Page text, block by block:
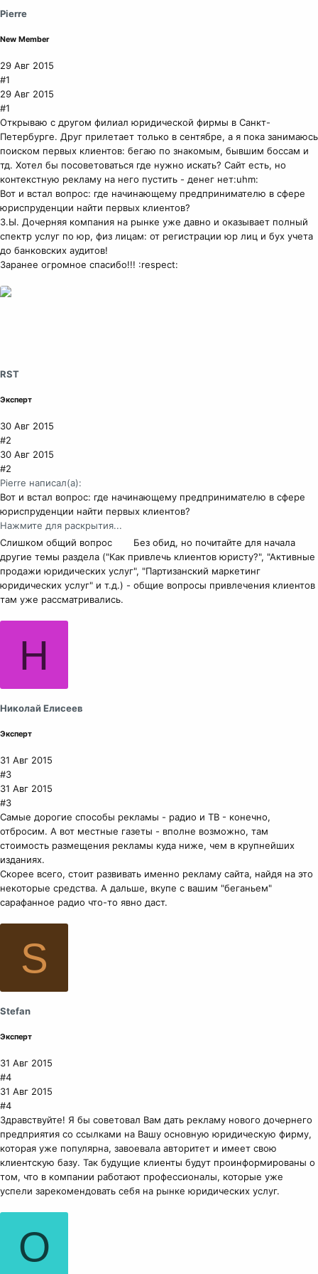
Pierre
New Member
29 Авг 2015
#1
29 Авг 2015
#1
Открываю с другом филиал юридической фирмы в Санкт-
Петербурге. Друг прилетает только в сентябре, а я пока занимаюсь
поиском первых клиентов: бегаю по знакомым, бывшим боссам и
тд. Хотел бы посоветоваться где нужно искать? Сайт есть, но
контекстную рекламу на него пустить - денег нет:uhm:
Вот и встал вопрос: где начинающему предпринимателю в сфере
юриспруденции найти первых клиентов?
З.Ы. Дочерняя компания на рынке уже давно и оказывает полный
спектр услуг по юр, физ лицам: от регистрации юр лиц и бух учета
до банковских аудитов!
Заранее огромное спасибо!!! :respect:
RST
Эксперт
30 Авг 2015
#2
30 Авг 2015
#2
Pierre написал(а):
Вот и встал вопрос: где начинающему предпринимателю в сфере
юриспруденции найти первых клиентов?
Нажмите для раскрытия...
Слишком общий вопрос
Без обид, но почитайте для начала
другие темы раздела ("Как привлечь клиентов юристу?", "Активные
продажи юридических услуг", "Партизанский маркетинг
юридических услуг" и т.д.) - общие вопросы привлечения клиентов
там уже рассматривались.
Н
Николай Елисеев
Эксперт
31 Авг 2015
#3
31 Авг 2015
#3
Самые дорогие способы рекламы - радио и ТВ - конечно,
отбросим. А вот местные газеты - вполне возможно, там
стоимость размещения рекламы куда ниже, чем в крупнейших
изданиях.
Скорее всего, стоит развивать именно рекламу сайта, найдя на это
некоторые средства. А дальше, вкупе с вашим "беганьем"
сарафанное радио что-то явно даст.
S
Stefan
Эксперт
31 Авг 2015
#4
31 Авг 2015
#4
Здравствуйте! Я бы советовал Вам дать рекламу нового дочернего
предприятия со ссылками на Вашу основную юридическую фирму,
которая уже популярна, завоевала авторитет и имеет свою
клиентскую базу. Так будущие клиенты будут проинформированы о
том, что в компании работают профессионалы, которые уже
успели зарекомендовать себя на рынке юридических услуг.
О